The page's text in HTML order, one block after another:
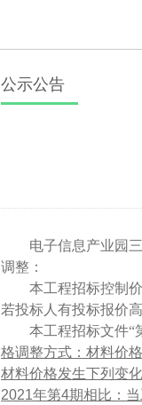
公示公告
电子信息产业园
调整：
本工程招标控制
若投标人有投标报价
本工程招标文件“
格调整方式：材料价
材料价格发生下列变
2021年第4期相比：